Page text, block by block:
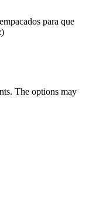
para que
The options may